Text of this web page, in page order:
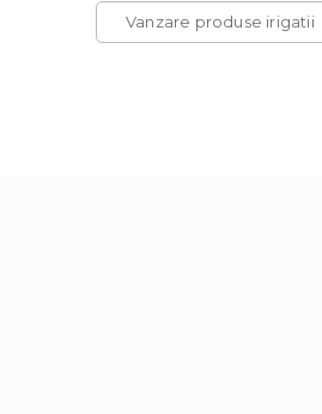
Vanzare produse irigatii